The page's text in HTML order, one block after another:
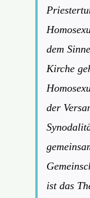
dem
Kirche
der
ist das